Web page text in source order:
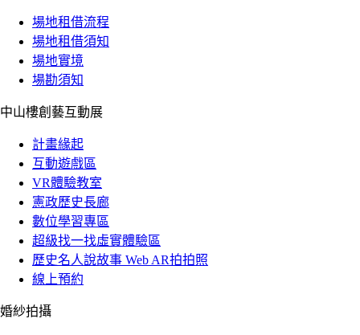
場地租借流程
場地租借須知
場地實境
場勘須知
中山樓創藝互動展
計畫緣起
互動遊戲區
VR體驗教室
憲政歷史長廊
數位學習專區
超級找一找虛實體驗區
歷史名人說故事 Web AR拍拍照
線上預約
婚紗拍攝